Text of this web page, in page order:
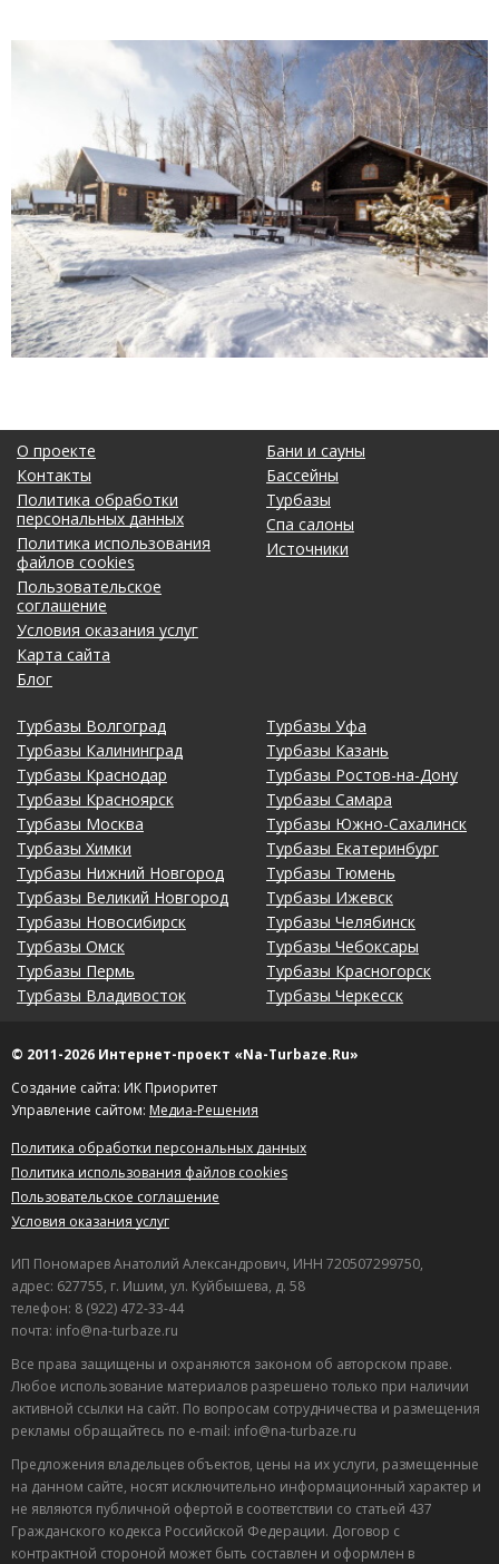
О проекте
Контакты
Политика обработки
персональных данных
Политика использования
файлов cookies
Пользовательское
соглашение
Условия оказания услуг
Карта сайта
Блог
Бани и сауны
Бассейны
Турбазы
Спа салоны
Источники
Турбазы Волгоград
Турбазы Калининград
Турбазы Краснодар
Турбазы Красноярск
Турбазы Москва
Турбазы Химки
Турбазы Нижний Новгород
Турбазы Великий Новгород
Турбазы Новосибирск
Турбазы Омск
Турбазы Пермь
Турбазы Владивосток
Турбазы Уфа
Турбазы Казань
Турбазы Ростов-на-Дону
Турбазы Самара
Турбазы Южно-Сахалинск
Турбазы Екатеринбург
Турбазы Тюмень
Турбазы Ижевск
Турбазы Челябинск
Турбазы Чебоксары
Турбазы Красногорск
Турбазы Черкесск
© 2011-2026 Интернет-проект «Na-Turbaze.Ru»
Создание сайта: ИК Приоритет
Управление сайтом: Медиа-Решения
Политика обработки персональных данных
Политика использования файлов cookies
Пользовательское соглашение
Условия оказания услуг
ИП Пономарев Анатолий Александрович, ИНН 720507299750,
адрес: 627755, г. Ишим, ул. Куйбышева, д. 58
телефон: 8 (922) 472-33-44
почта: info@na-turbaze.ru
Все права защищены и охраняются законом об авторском праве.
Любое использование материалов разрешено только при наличии
активной ссылки на сайт. По вопросам сотрудничества и размещения
рекламы обращайтесь по e-mail: info@na-turbaze.ru
Предложения владельцев объектов, цены на их услуги, размещенные
на данном сайте, носят исключительно информационный характер и
не являются публичной офертой в соответствии со статьей 437
Гражданского кодекса Российской Федерации. Договор с
контрактной стороной может быть составлен и оформлен в